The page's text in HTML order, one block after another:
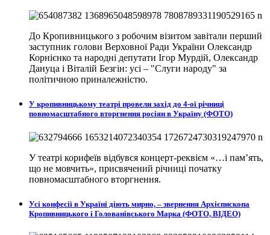
До Кропивницького з робочим візитом завітали перший
заступник голови Верховної Ради України Олександр
Корнієнко та народні депутати Ігор Мурдій, Олександр
Дануца і Віталій Безгін: усі – "Слуги народу" за
політичною приналежністю.
У кропивницькому театрі провели захід до 4-ої річниці
повномасштабного вторгнення росіян в Україну (ФОТО)
У театрі корифеїв відбувся концерт-реквієм «…і пам’ять,
що не мовчить», присвячений річниці початку
повномасштабного вторгнення.
Усі конфесії в Україні діють мирно, – звернення Архієпископа
Кропивницького і Голованівського Марка (ФОТО, ВІДЕО)